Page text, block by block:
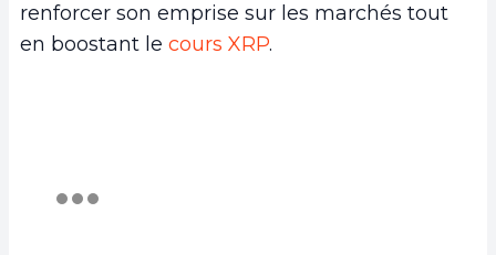
renforcer son emprise sur les marchés tout
en boostant le cours XRP.